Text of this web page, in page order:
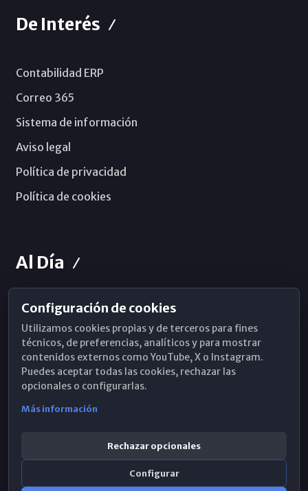
De Interés
Contabilidad ERP
Correo 365
Sistema de información
Aviso legal
Política de privacidad
Política de cookies
Al Día
Horarios de Misa
Hemeroteca
WhatsApp
Configuración de cookies
Utilizamos cookies propias y de terceros para fines
técnicos, de preferencias, analíticos y para mostrar
contenidos externos como YouTube, X o Instagram.
Puedes aceptar todas las cookies, rechazar las
opcionales o configurarlas.
Más información
Rechazar opcionales
Configurar